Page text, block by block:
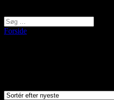
Forside